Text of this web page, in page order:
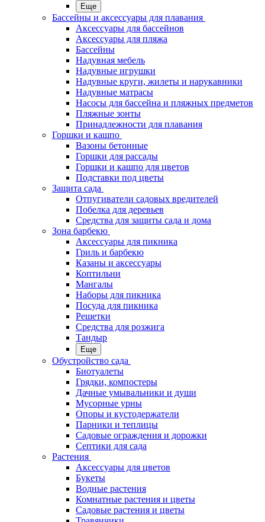
Еще
Бассейны и аксессуары для плавания
Аксессуары для бассейнов
Аксессуары для пляжа
Бассейны
Надувная мебель
Надувные игрушки
Надувные круги, жилеты и нарукавники
Надувные матрасы
Насосы для бассейна и пляжных предметов
Пляжные зонты
Принадлежности для плавания
Горшки и кашпо
Вазоны бетонные
Горшки для рассады
Горшки и кашпо для цветов
Подставки под цветы
Защита сада
Отпугиватели садовых вредителей
Побелка для деревьев
Средства для защиты сада и дома
Зона барбекю
Аксессуары для пикника
Гриль и барбекю
Казаны и аксессуары
Коптильни
Мангалы
Наборы для пикника
Посуда для пикника
Решетки
Средства для розжига
Тандыр
Еще
Обустройство сада
Биотуалеты
Грядки, компостеры
Дачные умывальники и души
Мусорные урны
Опоры и кустодержатели
Парники и теплицы
Садовые ограждения и дорожки
Септики для сада
Растения
Аксессуары для цветов
Букеты
Водные растения
Комнатные растения и цветы
Садовые растения и цветы